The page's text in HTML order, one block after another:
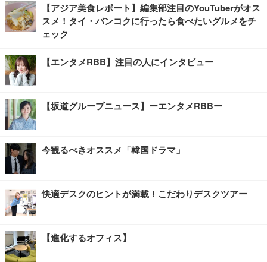
【アジア美食レポート】編集部注目のYouTuberがオス
スメ！タイ・バンコクに行ったら食べたいグルメをチ
ェック
【エンタメRBB】注目の人にインタビュー
【坂道グループニュース】ーエンタメRBBー
今観るべきオススメ「韓国ドラマ」
快適デスクのヒントが満載！こだわりデスクツアー
【進化するオフィス】